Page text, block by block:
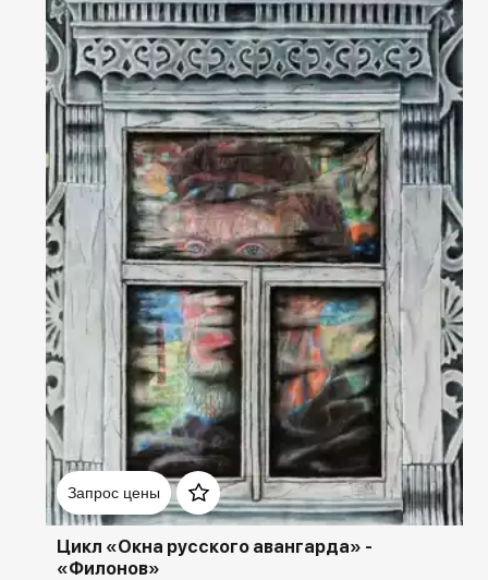
Запрос цены
Домен: rakovgallery.ru
Цикл «Окна русского авангарда» -
«Филонов»